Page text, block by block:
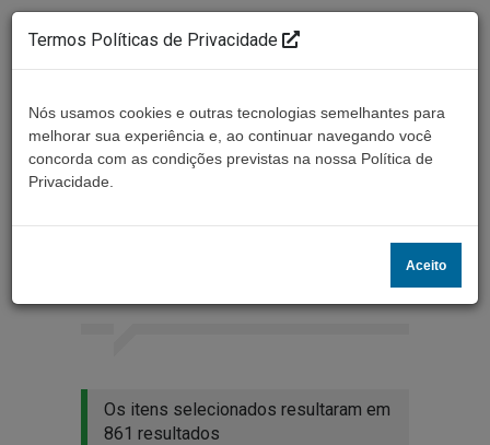
Resultados da busca
Buscar
Os itens selecionados resultaram em
861 resultados
Termos Políticas de Privacidade
Nós usamos cookies e outras tecnologias semelhantes para
melhorar sua experiência e, ao continuar navegando você
concorda com as condições previstas na nossa Política de
Privacidade.
Aceito